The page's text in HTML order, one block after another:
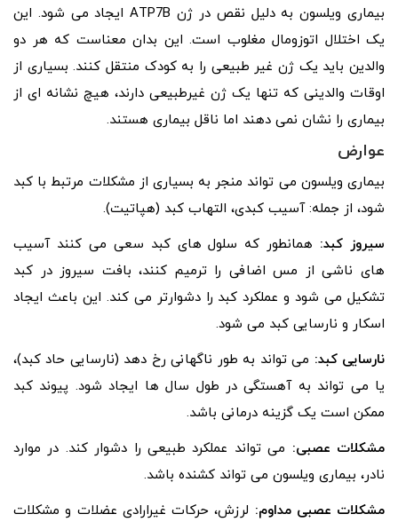
بیماری ویلسون به دلیل نقص در ژن ATP7B ایجاد می شود. این
یک اختلال اتوزومال مغلوب است. این بدان معناست که هر دو
والدین باید یک ژن غیر طبیعی را به کودک منتقل کنند. بسیاری از
اوقات والدینی که تنها یک ژن غیرطبیعی دارند، هیچ نشانه ای از
بیماری را نشان نمی دهند اما ناقل بیماری هستند.
عوارض
بیماری ویلسون می تواند منجر به بسیاری از مشکلات مرتبط با کبد
شود، از جمله: آسیب کبدی، التهاب کبد (هپاتیت).
سیروز کبد: همانطور که سلول های کبد سعی می کنند آسیب
های ناشی از مس اضافی را ترمیم کنند، بافت سیروز در کبد
تشکیل می شود و عملکرد کبد را دشوارتر می کند. این باعث ایجاد
اسکار و نارسایی کبد می شود.
نارسایی کبد: می تواند به طور ناگهانی رخ دهد (نارسایی حاد کبد)،
یا می تواند به آهستگی در طول سال ها ایجاد شود. پیوند کبد
ممکن است یک گزینه درمانی باشد.
مشکلات عصبی: می تواند عملکرد طبیعی را دشوار کند. در موارد
نادر، بیماری ویلسون می تواند کشنده باشد.
مشکلات عصبی مداوم: لرزش، حرکات غیرارادی عضلات و مشکلات